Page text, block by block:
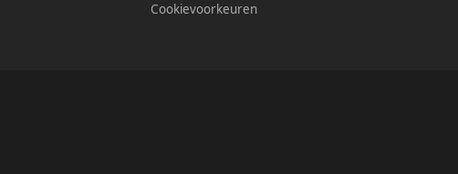
Cookievoorkeuren